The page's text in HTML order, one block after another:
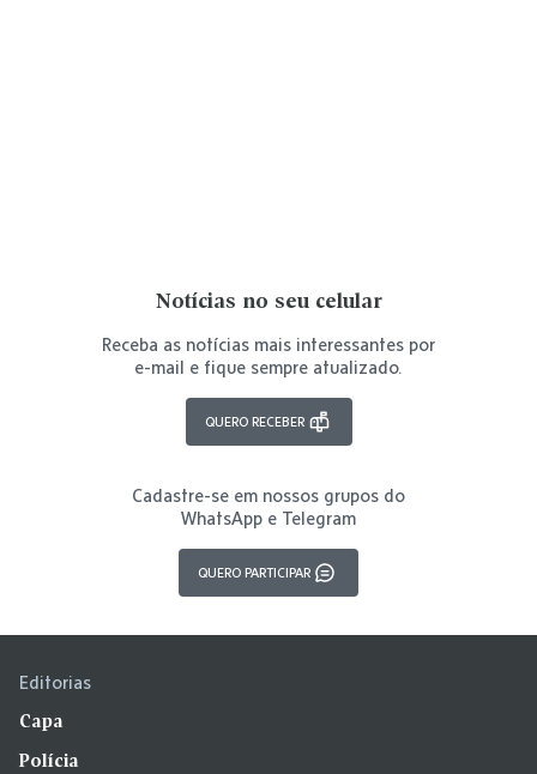
Notícias no seu celular
Receba as notícias mais interessantes por
e-mail e fique sempre atualizado.
QUERO RECEBER
Cadastre-se em nossos grupos do
WhatsApp e Telegram
QUERO PARTICIPAR
Editorias
Capa
Polícia